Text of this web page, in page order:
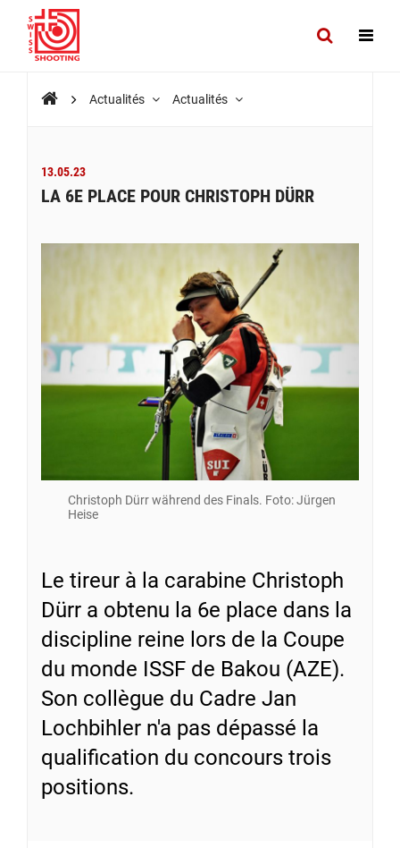
Actualités Actualités
13.05.23
LA 6E PLACE POUR CHRISTOPH DÜRR
Christoph Dürr während des Finals. Foto: Jürgen
Heise
Le tireur à la carabine Christoph
Dürr a obtenu la 6e place dans la
discipline reine lors de la Coupe
du monde ISSF de Bakou (AZE).
Son collègue du Cadre Jan
Lochbihler n'a pas dépassé la
qualification du concours trois
positions.